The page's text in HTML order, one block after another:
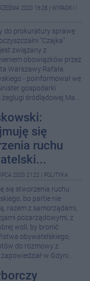
2020 16:28
WYPADKI I
do prokuratury sprawę
“Czajka”.
związany z
obowiązków przez
Warszawy Rafała
- poinformował we
gospodarki
żeglugi śródlądowej Ma...
się
ruchu
2020 21:22 POLITYKA
się stworzenia ruchu
bo partie nie
razem z samorządami,
pozarządowymi, z
woli, by bronić
obywatelskiego;
do rozmowy z
w Gdyni...